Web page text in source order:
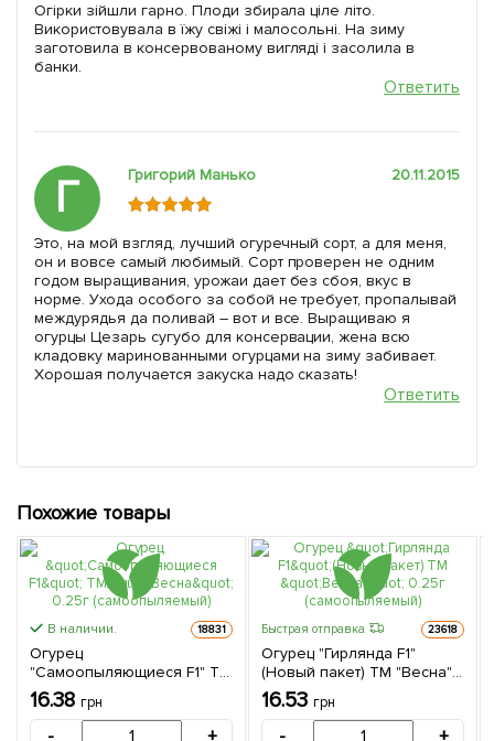
Огірки зійшли гарно. Плоди збирала ціле літо.
Використовувала в їжу свіжі і малосольні. На зиму
заготовила в консервованому вигляді і засолила в
банки.
Ответить
Г Григорий Манько 20.11.2015
Это, на мой взгляд, лучший огуречный сорт, а для меня,
он и вовсе самый любимый. Сорт проверен не одним
годом выращивания, урожаи дает без сбоя, вкус в
норме. Ухода особого за собой не требует, пропалывай
междурядья да поливай – вот и все. Выращиваю я
огурцы Цезарь сугубо для консервации, жена всю
кладовку маринованными огурцами на зиму забивает.
Хорошая получается закуска надо сказать!
Ответить
Похожие товары
В наличии. 18831
Огурец
"Самоопыляющиеся F1" ТМ
"Весна" 0.25г
(самоопыляемый)
16.38 грн
Быстрая отправка 23618
Огурец "Гирлянда F1"
(Новый пакет) ТМ "Весна"
0.25г (самоопыляемый)
16.53 грн